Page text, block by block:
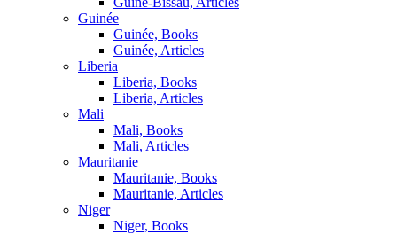
Guinée
Guinée, Books
Guinée, Articles
Liberia
Liberia, Books
Liberia, Articles
Mali
Mali, Books
Mali, Articles
Mauritanie
Mauritanie, Books
Mauritanie, Articles
Niger
Niger, Books